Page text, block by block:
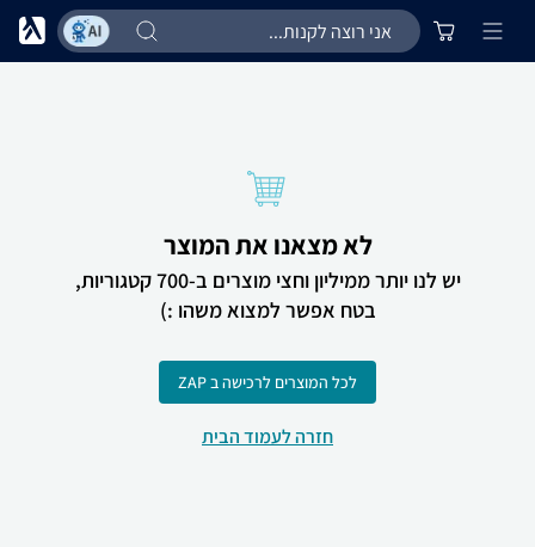
לא מצאנו את המוצר
יש לנו יותר ממיליון וחצי מוצרים ב-700 קטגוריות,
בטח אפשר למצוא משהו :)
לכל המוצרים לרכישה ב ZAP
חזרה לעמוד הבית